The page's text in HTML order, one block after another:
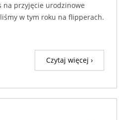
na przyjęcie urodzinowe
w tym roku na flipperach.
Czytaj więcej ›